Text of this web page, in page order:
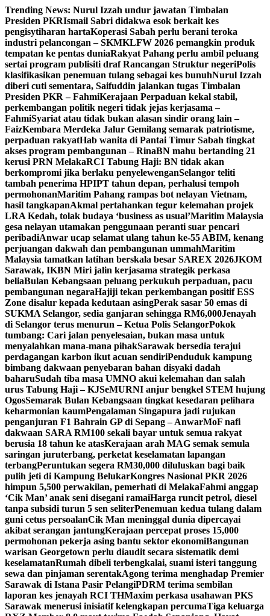
Skip
to
content
Trending News: Nurul Izzah undur jawatan Timbalan
Presiden PKRIsmail Sabri didakwa esok berkait kes
pengisytiharan hartaKoperasi Sabah perlu berani teroka
industri pelancongan – SKMKLFW 2026 pemangkin produk
tempatan ke pentas duniaRakyat Pahang perlu ambil peluang
sertai program publisiti draf Rancangan Struktur negeriPolis
klasifikasikan penemuan tulang sebagai kes bunuhNurul Izzah
diberi cuti sementara, Saifuddin jalankan tugas Timbalan
Presiden PKR – FahmiKerajaan Perpaduan kekal stabil,
perkembangan politik negeri tidak jejas kerjasama –
FahmiSyariat atau tidak bukan alasan sindir orang lain –
FaizKembara Merdeka Jalur Gemilang semarak patriotisme,
perpaduan rakyatHab wanita di Pantai Timur Sabah tingkat
akses program pembangunan – RinaBN mahu bertanding 21
kerusi PRN MelakaRCI Tabung Haji: BN tidak akan
berkompromi jika berlaku penyelewenganSelangor teliti
tambah penerima HPIPT tahun depan, perhalusi tempoh
permohonanMaritim Pahang rampas bot nelayan Vietnam,
hasil tangkapanAkmal pertahankan tegur kelemahan projek
LRA Kedah, tolak budaya ‘business as usual’Maritim Malaysia
gesa nelayan utamakan penggunaan peranti suar pencari
peribadiAnwar ucap selamat ulang tahun ke-55 ABIM, kenang
perjuangan dakwah dan pembangunan ummahMaritim
Malaysia tamatkan latihan berskala besar SAREX 2026JKOM
Sarawak, IKBN Miri jalin kerjasama strategik perkasa
beliaBulan Kebangsaan peluang perkukuh perpaduan, pacu
pembangunan negaraHajiji tekan perkembangan positif ESS
Zone disalur kepada kedutaan asingPerak sasar 50 emas di
SUKMA Selangor, sedia ganjaran sehingga RM6,000Jenayah
di Selangor terus menurun – Ketua Polis SelangorPokok
tumbang: Cari jalan penyelesaian, bukan masa untuk
menyalahkan mana-mana pihakSarawak bersedia terajui
perdagangan karbon ikut acuan sendiriPenduduk kampung
bimbang dakwaan penyebaran bahan disyaki dadah
baharuSudah tiba masa UMNO akui kelemahan dan salah
urus Tabung Haji – KJSeMURNI anjur bengkel STEM hujung
OgosSemarak Bulan Kebangsaan tingkat kesedaran pelihara
keharmonian kaumPengalaman Singapura jadi rujukan
penganjuran F1 Bahrain GP di Sepang – AnwarMoF nafi
dakwaan SARA RM100 sekali bayar untuk semua rakyat
berusia 18 tahun ke atasKerajaan arah MAG semak semula
saringan juruterbang, perketat keselamatan lapangan
terbangPeruntukan segera RM30,000 diluluskan bagi baik
pulih jeti di Kampung BelukarKongres Nasional PKR 2026
himpun 5,500 perwakilan, pemerhati di MelakaFahmi anggap
‘Cik Man’ anak seni disegani ramaiHarga runcit petrol, diesel
tanpa subsidi turun 5 sen seliterPenemuan kedua tulang dalam
guni cetus persoalanCik Man meninggal dunia dipercayai
akibat serangan jantungKerajaan percepat proses 15,000
permohonan pekerja asing bantu sektor ekonomiBangunan
warisan Georgetown perlu diaudit secara sistematik demi
keselamatanRumah dibeli terbengkalai, suami isteri tanggung
sewa dan pinjaman serentakAgong terima menghadap Premier
Sarawak di Istana Pasir PelangiPDRM terima sembilan
laporan kes jenayah RCI THMaxim perkasa usahawan PKS
Sarawak menerusi inisiatif kelengkapan percumaTiga keluarga